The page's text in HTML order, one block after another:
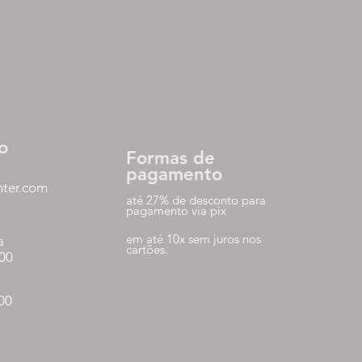
Formas de
pagamento
até 27% de desconto para
pagamento via pix
em até 10x sem juros nos
cartões.